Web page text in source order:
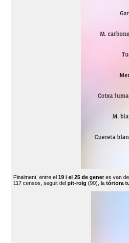
Finalment, entre el 19 i el 25 de generes van
117 censos, seguit del pit-roig (90), la tórtora